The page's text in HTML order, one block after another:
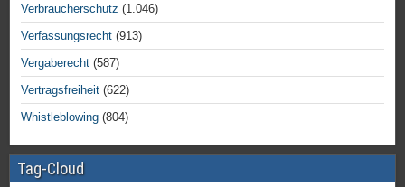
Verbraucherschutz (1.046)
Verfassungsrecht (913)
Vergaberecht (587)
Vertragsfreiheit (622)
Whistleblowing (804)
Tag-Cloud